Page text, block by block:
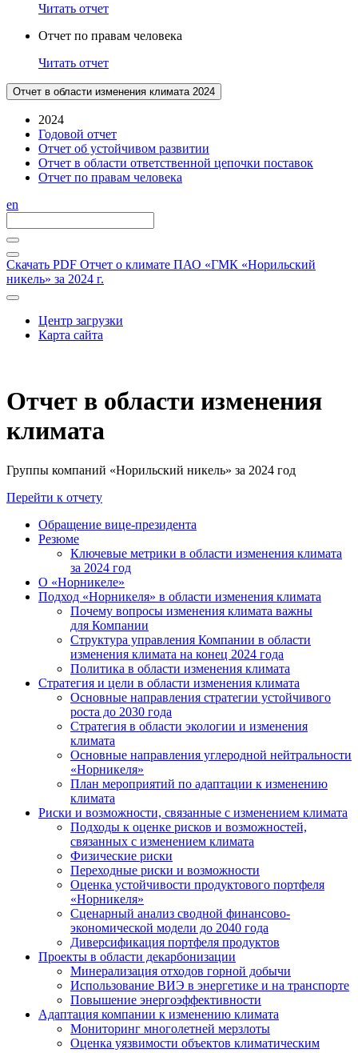
Читать отчет
Отчет по правам человека
Читать отчет
Отчет в области изменения климата 2024
2024
Годовой отчет
Отчет об устойчивом развитии
Отчет в области ответственной цепочки поставок
Отчет по правам человека
en
Скачать PDF Отчет о климате ПАО «ГМК «Норильский
никель» за 2024 г.
Центр загрузки
Карта сайта
Отчет в области изменения
климата
Группы компаний «Норильский никель» за 2024 год
Перейти к отчету
Обращение вице-президента
Резюме
Ключевые метрики в области изменения климата
за 2024 год
О «Норникеле»
Подход «Норникеля» в области изменения климата
Почему вопросы изменения климата важны
для Компании
Структура управления Компании в области
изменения климата на конец 2024 года
Политика в области изменения климата
Стратегия и цели в области изменения климата
Основные направления стратегии устойчивого
роста до 2030 года
Стратегия в области экологии и изменения
климата
Основные направления углеродной нейтральности
«Норникеля»
План мероприятий по адаптации к изменению
климата
Риски и возможности, связанные с изменением климата
Подходы к оценке рисков и возможностей,
связанных с изменением климата
Физические риски
Переходные риски и возможности
Оценка устойчивости продуктового портфеля
«Норникеля»
Сценарный анализ сводной финансово-
экономической модели до 2040 года
Диверсификация портфеля продуктов
Проекты в области декарбонизации
Минерализация отходов горной добычи
Использование ВИЭ в энергетике и на транспорте
Повышение энергоэффективности
Адаптация компании к изменению климата
Мониторинг многолетней мерзлоты
Оценка уязвимости объектов климатическим